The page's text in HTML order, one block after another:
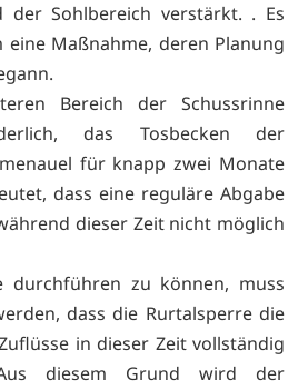
der Sohlbereich verstärkt. . Es
Maßnahme, deren Planung
Bereich der Schussrinne
das Tosbecken der
für knapp zwei Monate
dass eine reguläre Abgabe
dieser Zeit nicht möglich
durchführen zu können, muss
dass die Rurtalsperre die
in dieser Zeit vollständig
diesem Grund wird der